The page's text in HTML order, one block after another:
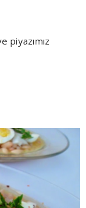
piyazımız